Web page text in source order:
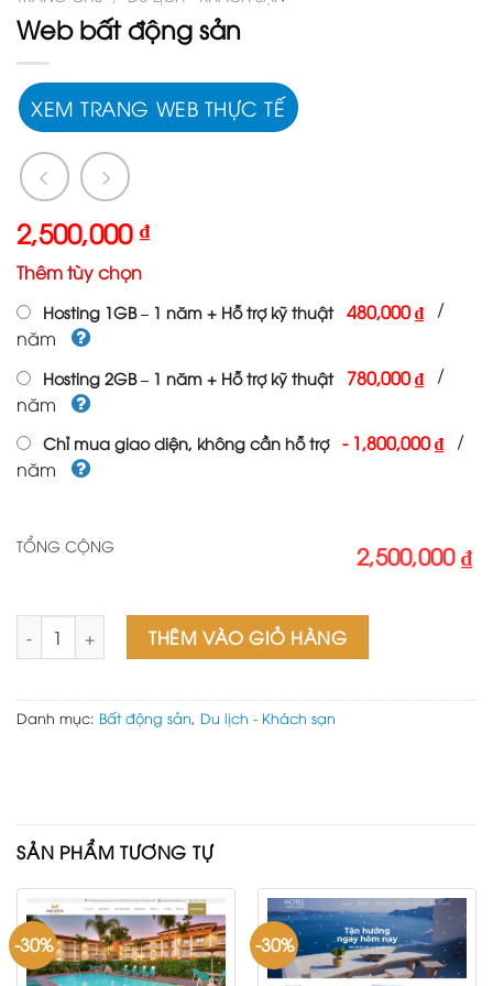
Web bất động sản
XEM TRANG WEB THỰC TẾ
2,500,000 ₫
Thêm tùy chọn
Hosting 1GB – 1 năm + Hỗ trợ kỹ thuật 480,000 ₫ /
năm
Hosting 2GB – 1 năm + Hỗ trợ kỹ thuật 780,000 ₫ /
năm
Chỉ mua giao diện, không cần hỗ trợ -1,800,000 ₫ /
năm
TỔNG CỘNG 2,500,000 ₫
Web bất động sản số lượngTHÊM VÀO GIỎ HÀNG
Danh mục: Bất động sản, Du lịch - Khách sạn
SẢN PHẨM TƯƠNG TỰ
-30% -30%